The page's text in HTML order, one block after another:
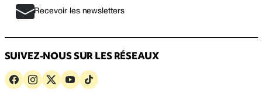
Recevoir les newsletters
SUIVEZ-NOUS SUR LES RÉSEAUX